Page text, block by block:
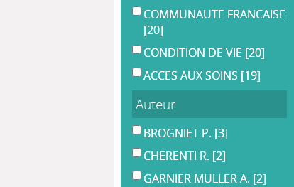
COMMUNAUTE FRANCAISE
[20]
CONDITION DE VIE [20]
ACCES AUX SOINS [19]
Auteur
BROGNIET P. [3]
CHERENTI R. [2]
GARNIER MULLER A. [2]